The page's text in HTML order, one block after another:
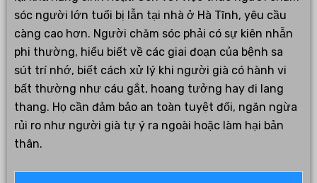
sóc người lớn tuổi bị lẫn tại nhà ở Hà Tĩnh, yêu cầu
càng cao hơn. Người chăm sóc phải có sự kiên nhẫn
phi thường, hiểu biết về các giai đoạn của bệnh sa
sút trí nhớ, biết cách xử lý khi người già có hành vi
bất thường như cáu gắt, hoang tưởng hay đi lang
thang. Họ cần đảm bảo an toàn tuyệt đối, ngăn ngừa
rủi ro như người già tự ý ra ngoài hoặc làm hại bản
thân.